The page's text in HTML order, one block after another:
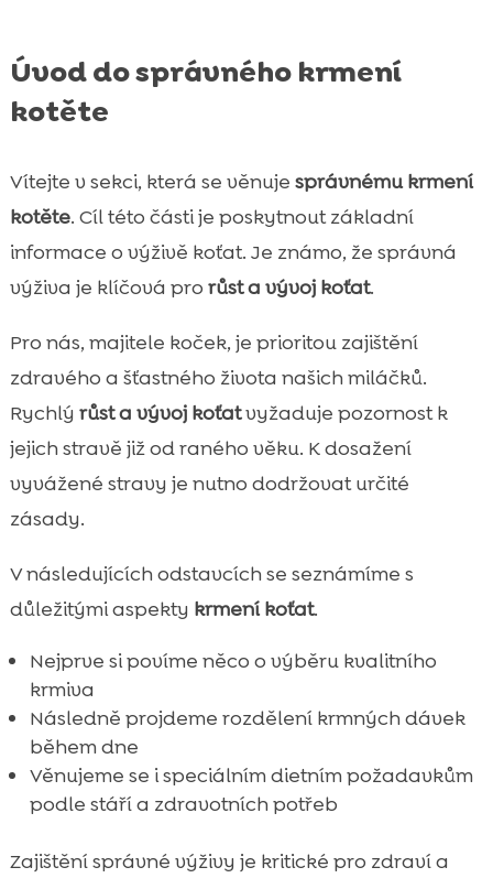
Úvod do správného krmení
kotěte
Vítejte v sekci, která se věnuje správnému krmení
kotěte. Cíl této části je poskytnout základní
informace o výživě koťat. Je známo, že správná
výživa je klíčová pro růst a vývoj koťat.
Pro nás, majitele koček, je prioritou zajištění
zdravého a šťastného života našich miláčků.
Rychlý růst a vývoj koťatvyžaduje pozornost k
jejich stravě již od raného věku. K dosažení
vyvážené stravy je nutno dodržovat určité
zásady.
V následujících odstavcích se seznámíme s
důležitými aspekty krmení koťat.
Nejprve si povíme něco o výběru kvalitního
krmiva
Následně projdeme rozdělení krmných dávek
během dne
Věnujeme se i speciálním dietním požadavkům
podle stáří a zdravotních potřeb
Zajištění správné výživy je kritické pro zdraví a